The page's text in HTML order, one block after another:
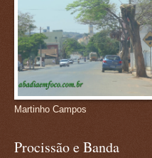
Martinho Campos
Procissão e Banda